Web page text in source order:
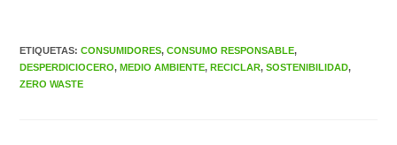
ETIQUETAS:CONSUMIDORES, CONSUMO RESPONSABLE,
DESPERDICIOCERO, MEDIO AMBIENTE, RECICLAR, SOSTENIBILIDAD,
ZERO WASTE